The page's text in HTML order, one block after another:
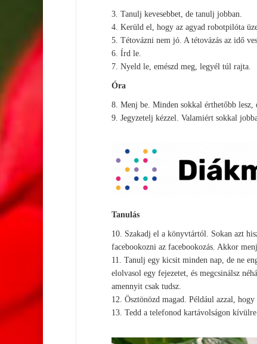
3. Tanulj kevesebbet, de tanulj jobban.
4. Kerüld el, hogy az agyad robotpilóta
5. Tétovázni nem jó. A tétovázás az idő
6. Írd le.
7. Nyeld le, emészd meg, legyél túl rajta.
Óra
8. Menj be. Minden sokkal érthetőbb lesz,
9. Jegyzetelj kézzel. Valamiért sokkal
Tanulás
10. Szakadj el a könyvtártól. Sokan azt
facebookozni az facebookozás. Akkor
11. Tanulj egy kicsit minden nap, de ne
elolvasol egy fejezetet, és megcsinálsz
amennyit csak tudsz.
12. Ösztönözd magad. Például azzal,
13. Tedd a telefonod kartávolságon